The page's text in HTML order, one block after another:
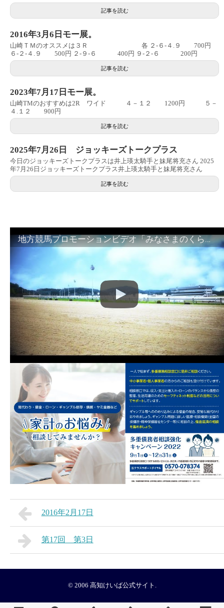
記事を読む
2016年3月6日モー展。
山崎ＴＭのオススメは３Ｒ 各 ２‐６‐４.９ 700円
６‐２‐４.９ 500円 ２‐９‐６ 400円 ９‐２‐６ 200円
記事を読む
2023年7月17日モー展。
山崎TMのおすすめは2R ワイド ４－１２ 1200円 ５－
４.１２ 900円
記事を読む
2025年7月26日 ジョッキーズトークプラス
今日のジョッキーズトークプラスは井上瑛太騎手と妹尾将充さん 2025
年7月26日ジョッキーズトークプラス井上瑛太騎手と妹尾将充さん
記事を読む
地方競馬プロモーションビデオ「みなさまのくらしのために」30秒篇｜NAR公式
2016年2月17日
第17回 第3日
© 2006 高知けいば公式サイト .